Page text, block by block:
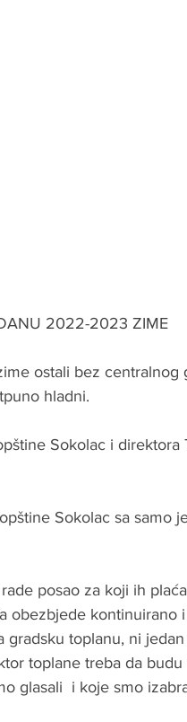
2022-2023 ZIME
ostali bez centralnog
hladni.
Sokolac i direktora
Sokolac sa samo
posao za koji ih
obezbjede kontinuirano
toplanu, ni
toplane treba da budu
glasali  i koje smo